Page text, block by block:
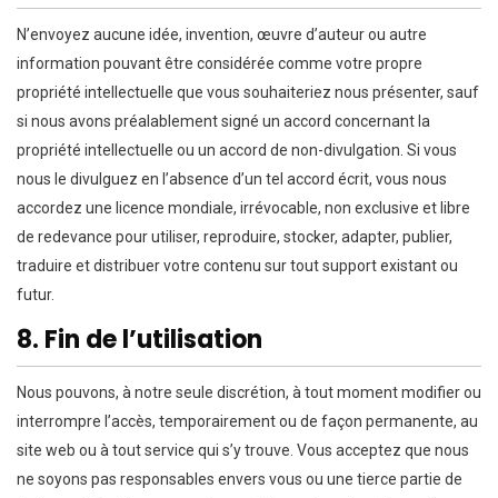
N’envoyez aucune idée, invention, œuvre d’auteur ou autre
information pouvant être considérée comme votre propre
propriété intellectuelle que vous souhaiteriez nous présenter, sauf
si nous avons préalablement signé un accord concernant la
propriété intellectuelle ou un accord de non-divulgation. Si vous
nous le divulguez en l’absence d’un tel accord écrit, vous nous
accordez une licence mondiale, irrévocable, non exclusive et libre
de redevance pour utiliser, reproduire, stocker, adapter, publier,
traduire et distribuer votre contenu sur tout support existant ou
futur.
8. Fin de l’utilisation
Nous pouvons, à notre seule discrétion, à tout moment modifier ou
interrompre l’accès, temporairement ou de façon permanente, au
site web ou à tout service qui s’y trouve. Vous acceptez que nous
ne soyons pas responsables envers vous ou une tierce partie de